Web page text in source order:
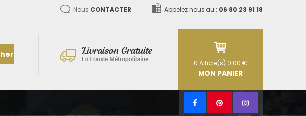
Nous CONTACTER Appelez nous au : 06 80 23 91 18
0 Article(s) 0.00 €
MON PANIER